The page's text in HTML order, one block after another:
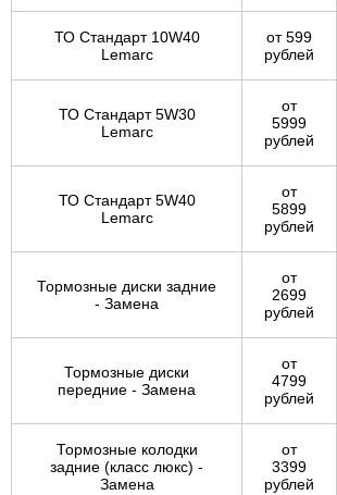
ТО Стандарт 10W40
Lemarc
от 599
рублей
ТО Стандарт 5W30
Lemarc
от
5999
рублей
ТО Стандарт 5W40
Lemarc
от
5899
рублей
Тормозные диски задние
- Замена
от
2699
рублей
Тормозные диски
передние - Замена
от
4799
рублей
Тормозные колодки
задние (класс люкс) -
Замена
от
3399
рублей